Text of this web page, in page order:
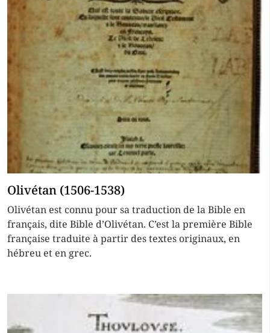
Olivétan (1506-1538)
Olivétan est connu pour sa traduction de la Bible en
français, dite Bible d’Olivétan. C’est la première Bible
française traduite à partir des textes originaux, en
hébreu et en grec.